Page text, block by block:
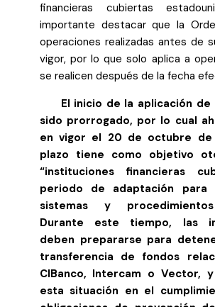
financieras cubiertas
importante destacar que la
operaciones realizadas antes de
vigor, por lo que solo aplica a
se realicen después de la fecha
El inicio de la aplicación de
sido prorrogado, por lo cual
en vigor el 20 de octubre de
plazo tiene como objetivo
“instituciones financieras
periodo de adaptación para
sistemas y
Durante este tiempo, las
deben prepararse para
transferencia de fondos
CIBanco, Intercam o Vector,
esta situación en el